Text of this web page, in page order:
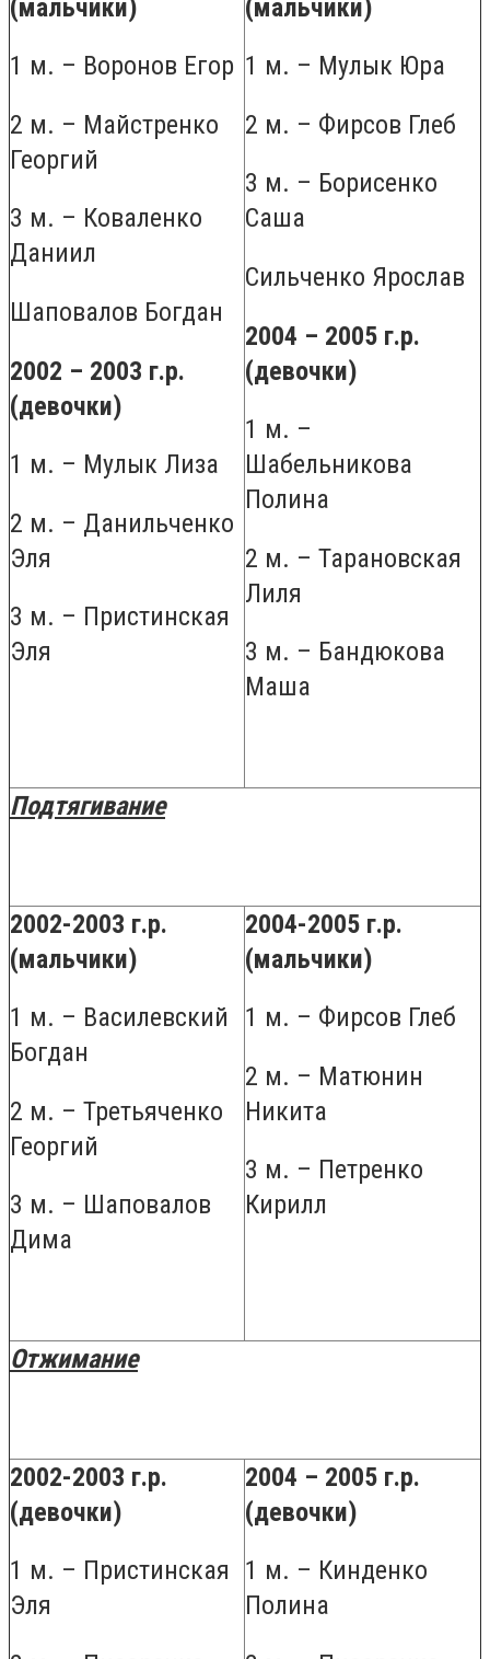
(мальчики)
1 м. – Воронов Егор
2 м. – Майстренко
Георгий
3 м. – Коваленко
Даниил
Шаповалов Богдан
2002 – 2003 г.р.
(девочки)
1 м. – Мулык Лиза
2 м. – Данильченко
Эля
3 м. – Пристинская
Эля
(мальчики)
1 м. – Мулык Юра
2 м. – Фирсов Глеб
3 м. – Борисенко
Саша
Сильченко Ярослав
2004 – 2005 г.р.
(девочки)
1 м. –
Шабельникова
Полина
2 м. – Тарановская
Лиля
3 м. – Бандюкова
Маша
Подтягивание
2002-2003 г.р.
(мальчики)
1 м. – Василевский
Богдан
2 м. – Третьяченко
Георгий
3 м. – Шаповалов
Дима
2004-2005 г.р.
(мальчики)
1 м. – Фирсов Глеб
2 м. – Матюнин
Никита
3 м. – Петренко
Кирилл
Отжимание
2002-2003 г.р.
(девочки)
1 м. – Пристинская
Эля
2004 – 2005 г.р.
(девочки)
1 м. – Кинденко
Полина